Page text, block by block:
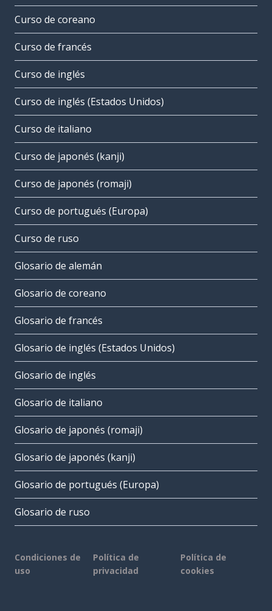
Curso de coreano
Curso de francés
Curso de inglés
Curso de inglés (Estados Unidos)
Curso de italiano
Curso de japonés (kanji)
Curso de japonés (romaji)
Curso de portugués (Europa)
Curso de ruso
Glosario de alemán
Glosario de coreano
Glosario de francés
Glosario de inglés (Estados Unidos)
Glosario de inglés
Glosario de italiano
Glosario de japonés (romaji)
Glosario de japonés (kanji)
Glosario de portugués (Europa)
Glosario de ruso
Condiciones de
uso
Política de
privacidad
Política de
cookies